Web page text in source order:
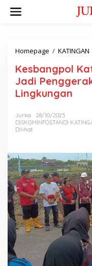
Homepage / KATINGAN
Kesbangpol
Jadi
Lingkungan
Jurka
28/10/2025
DISKOMINFOSTANDI
Dilihat